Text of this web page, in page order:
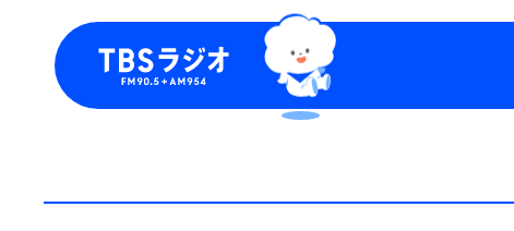
Podcast